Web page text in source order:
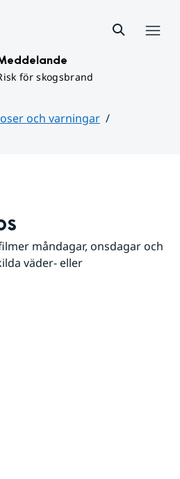
för skogsbrand
och varningar
måndagar, onsdagar och
väder- eller